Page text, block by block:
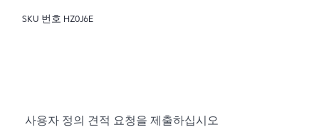
HPE Tech Care 서비스는 고객이 위험을 줄이는 것뿐만 아
해 도움을 받을 수 있습니다. 고객은 특정 워크로드의 컨
SKU 번호 HZ0J6E
사용자 정의 견적 요청을 제출하십시오